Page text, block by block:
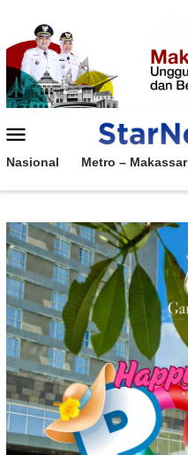
konten
Mobile
Nasional Metro – Makassar